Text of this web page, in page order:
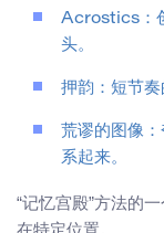
Acrostics：
头。
押韵：短节奏
荒谬的图像
系起来。
“记忆宫殿”方法的